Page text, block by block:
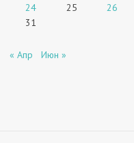
24
25 26
31
« Апр Июн »